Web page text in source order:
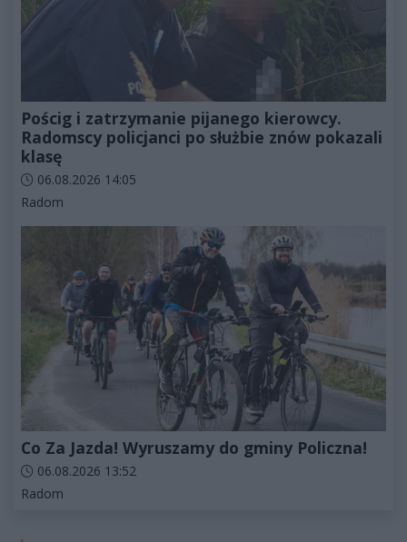
Pościg i zatrzymanie pijanego kierowcy.
Radomscy policjanci po służbie znów pokazali
klasę
Data dodania artykułu:
06.08.2026 14:05
Kategorie artykułu:
Radom
Co Za Jazda! Wyruszamy do gminy Policzna!
Data dodania artykułu:
06.08.2026 13:52
Kategorie artykułu:
Radom